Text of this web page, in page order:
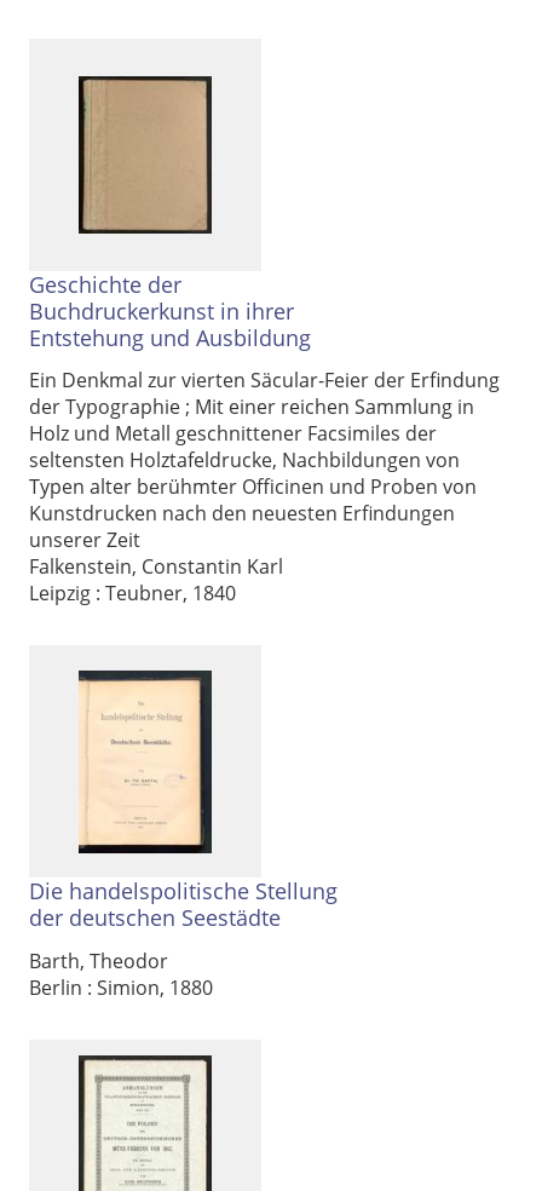
Volltext und Inhaltsverzeichnis
Suchbegriff
Rechtstrunkierung
Geschichte der
Buchdruckerkunst in ihrer
Entstehung und Ausbildung
Ein Denkmal zur vierten Säcular-Feier der Erfindung
der Typographie ; Mit einer reichen Sammlung in
Holz und Metall geschnittener Facsimiles der
seltensten Holztafeldrucke, Nachbildungen von
Typen alter berühmter Officinen und Proben von
Kunstdrucken nach den neuesten Erfindungen
unserer Zeit
Falkenstein, Constantin Karl
Leipzig : Teubner, 1840
Die handelspolitische Stellung
der deutschen Seestädte
Barth, Theodor
Berlin : Simion, 1880